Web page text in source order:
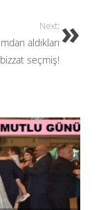
Next:
aldıkları
seçmiş!